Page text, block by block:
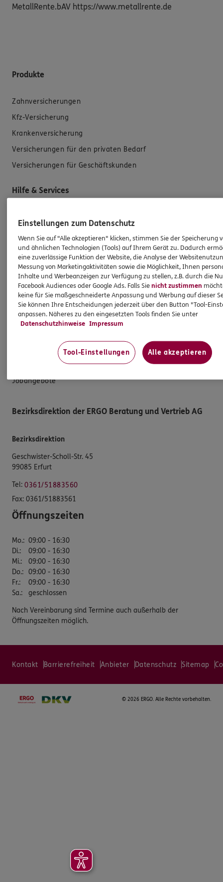
MetallRente.bAV https://www.metallrente.de
Produkte
Zahnversicherungen
Kfz-Versicherung
Krankenversicherung
Versicherungen für den privaten Bedarf
Versicherungen für Geschäftskunden
Hilfe & Services
Erstkontaktinformationen
EU-Offenlegungsvereinbarung
Datenverarbeitung
Das könnte Sie auch interessieren
Kooperationspartner
Jobangebote
Bezirksdirektion der ERGO Beratung und Vertrieb AG
Bezirksdirektion
Geschwister-Scholl-Str. 45
99085 Erfurt
Tel: 0361/51883560
Fax: 0361/51883561
Öffnungszeiten
Mo.: 09:00 - 16:30
Di.:
09:00 - 16:30
Mi.:
09:00 - 16:30
Do.: 09:00 - 16:30
Fr.:
09:00 - 16:30
Sa.: geschlossen
Nach Vereinbarung sind Termine auch außerhalb der
Öffnungszeiten möglich.
Kontakt Barrierefreiheit Anbieter Datenschutz Sitemap
© 2026 ERGO. Alle Rechte vorbehalten.
Einstellungen zum Datenschutz
Wenn Sie auf "Alle akzeptieren" klicken, stimmen Sie der Speicherung
und ähnlichen Technologien (Tools) auf Ihrem Gerät zu. Dadurch
eine zuverlässige Funktion der Website, die Analyse der
Messung von Marketingaktivitäten sowie die Möglichkeit, Ihnen
Inhalte und Werbeanzeigen zur Verfügung zu stellen, z.B. durch die
Facebook Audiences oder Google Ads. Falls Sienicht zustimmen
keine für Sie maßgeschneiderte Anpassung und Werbung auf dieser
Sie können Ihre Entscheidungen jederzeit über den Button "Tool-
anpassen. Näheres zu den eingesetzten Tools finden Sie unter
Datenschutzhinweise Impressum
Tool-Einstellungen Alle akzeptieren